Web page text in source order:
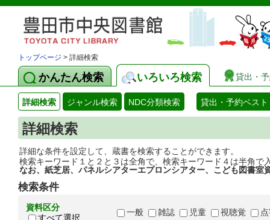
トップページ > 詳細検索
かんたん検索 いろいろ検索 貸出・
詳細検索 ジャンル検索 NDC分類検索 貸出・予約ベスト
詳細検索
詳細な条件を設定して、蔵書を検索することができます。
検索キーワード１と２と３は全角で、検索キーワード４は半角で
なお、紙芝居、パネルシアターエプロンシアター、こども図書室
検索条件
資料区分
すべて選択
一般 雑誌 児童 視聴覚